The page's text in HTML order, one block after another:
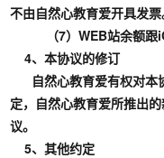
不由自然心教育爱开具发票
（7）WEB站余额跟
4、本协议的修订
自然心教育爱有权对本
定，自然心教育爱所推出
议。
5、其他约定